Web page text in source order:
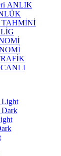
ANLIK
TAHMİNİ
LİG
CANLI
Light
Dark